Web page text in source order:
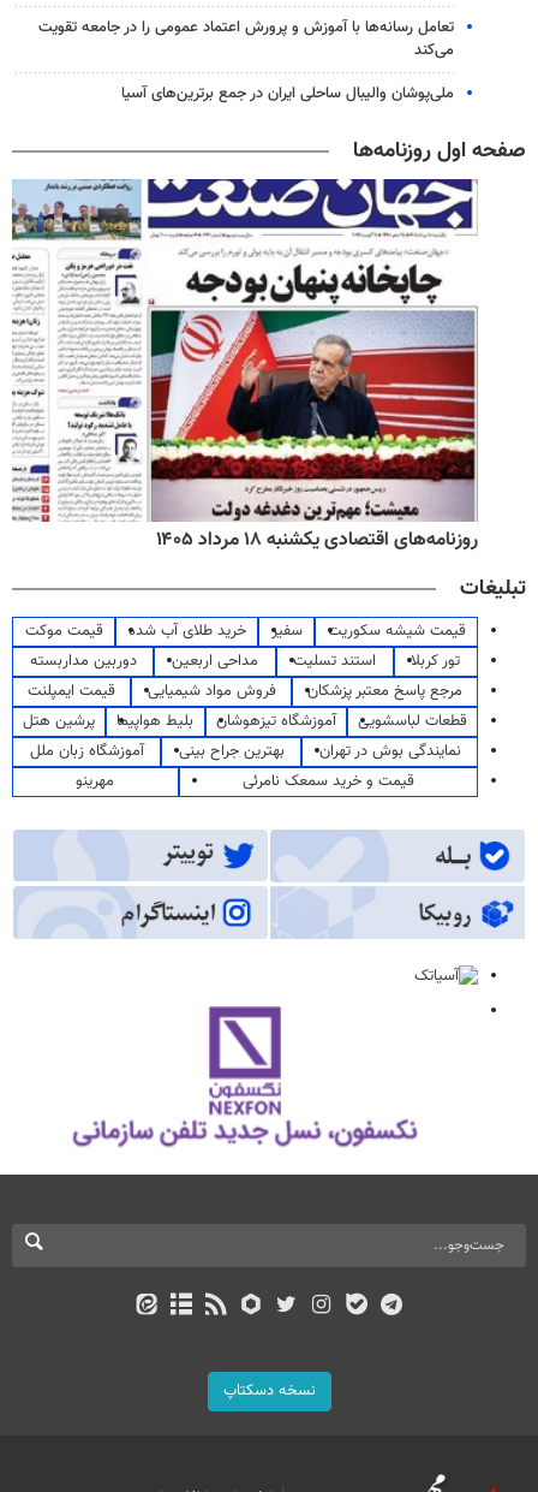
تعامل رسانه‌ها با آموزش و پرورش اعتماد عمومی را در جامعه تقویت
می‌کند
ملی‌پوشان والیبال ساحلی ایران در جمع برترین‌های آسیا
صفحه اول روزنامه‌ها
روزنامه‌های اقتصادی یکشنبه ۱۸ مرداد ۱۴۰۵
تبلیغات
قیمت شیشه سکوریت سفیر خرید طلای آب شده
قیمت موکت
تور کربلا
استند تسلیت مداحی اربعین
دوربین مداربسته
مرجع پاسخ معتبر پزشکان
فروش مواد شیمیایی
قیمت ایمپلنت
قطعات لباسشویی
آموزشگاه تیزهوشان بلیط هواپیما
پرشین هتل
نمایندگی بوش در تهران
بهترین جراح بینی
آموزشگاه زبان ملل
قیمت و خرید سمعک نامرئی
مهرینو
نسخه دسکتاپ